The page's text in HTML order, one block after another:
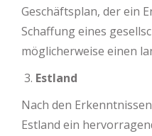
Geschäftsplan, der ein
Schaffung eines
möglicherweise einen
Estland
Nach den
Estland ein